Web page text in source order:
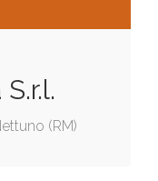
(RM)